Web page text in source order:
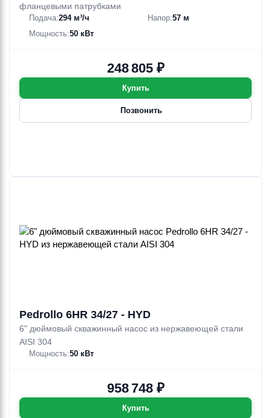
фланцевыми патрубками
Подача:294 м³/ч Напор:57 м
Мощность:50 кВт
248 805 ₽
Купить
Позвонить
Pedrollo 6HR 34/27 - HYD
6" дюймовый скважинный насос из нержавеющей стали
AISI 304
Мощность:50 кВт
958 748 ₽
Купить